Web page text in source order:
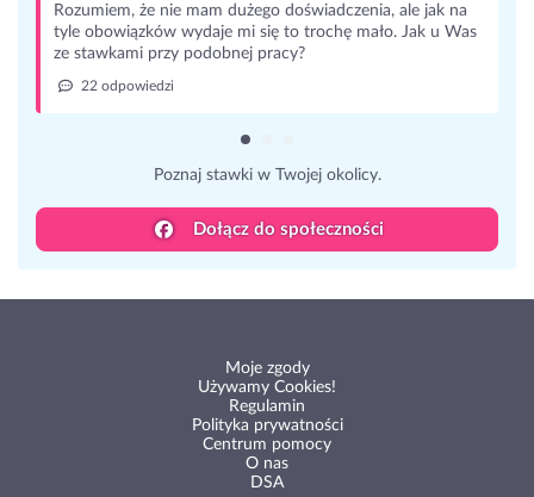
ale jak na
mało. Jak u Was
Dołącz do społeczności
Moje zgody
Używamy Cookies!
Regulamin
Polityka prywatności
Centrum pomocy
O nas
DSA